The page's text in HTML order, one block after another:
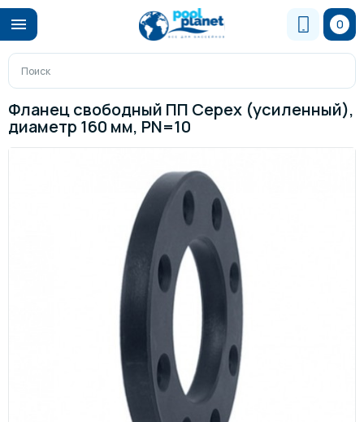
0
Фланец свободный ПП Cepex (усиленный),
диаметр 160 мм, PN=10